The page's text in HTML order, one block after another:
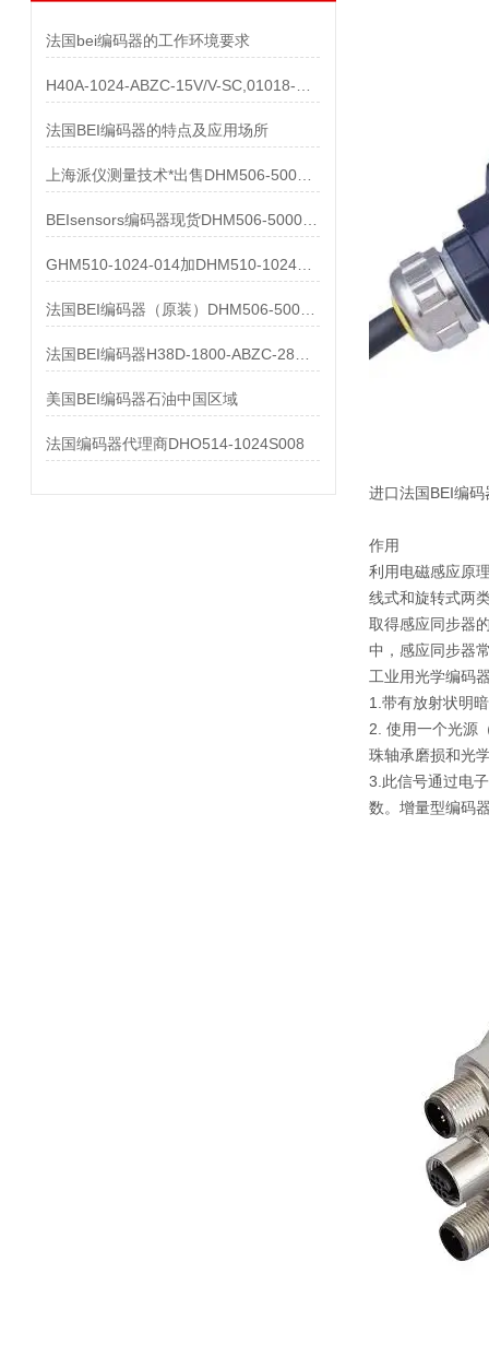
法国bei编码器的工作环境要求
法国BEI编码器的特点及应用场所
美国BEI编码器石油中国区域
法国编码器代理商DHO514-1024S008
进口法国BEI编
作用
利用电磁感应原
线式和旋转式两
取得感应同步器
中，感应同步器
工业用光学编码
1.带有放射状明
2. 使用一个光源
珠轴承磨损和光
3.此信号通过电
数。增量型编码